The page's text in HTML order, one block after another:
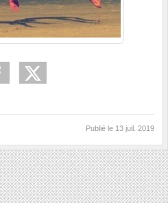
Publié le 13 juil. 2019